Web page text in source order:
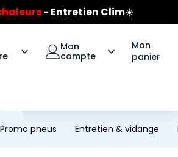
- Entretien Clim☀️
pneus Bridgestone
sur les pneus Bridgestone
Mon
compte
Mon
panier
Promo pneus Entretien & vidange